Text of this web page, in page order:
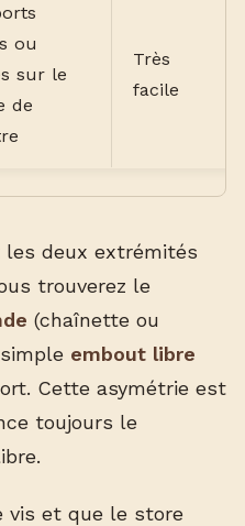
ou
sur le
de
Très
facile
les deux extrémités
trouverez le
(chaînette ou
embout libre
Cette asymétrie est
toujours le
vis et que le store